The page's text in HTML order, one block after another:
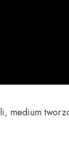
medium